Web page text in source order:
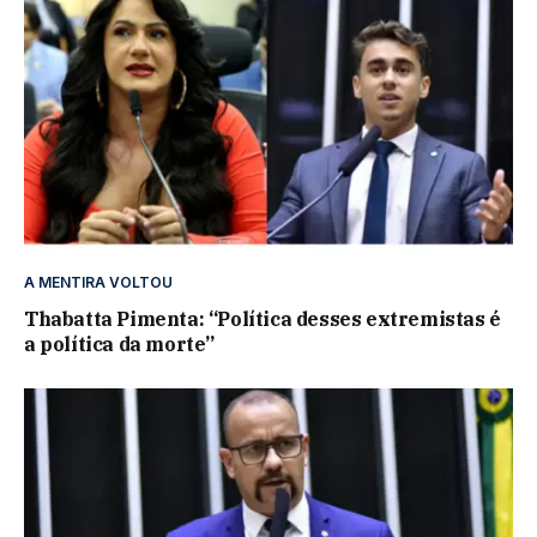
A MENTIRA VOLTOU
Thabatta Pimenta: “Política desses extremistas é
a política da morte”